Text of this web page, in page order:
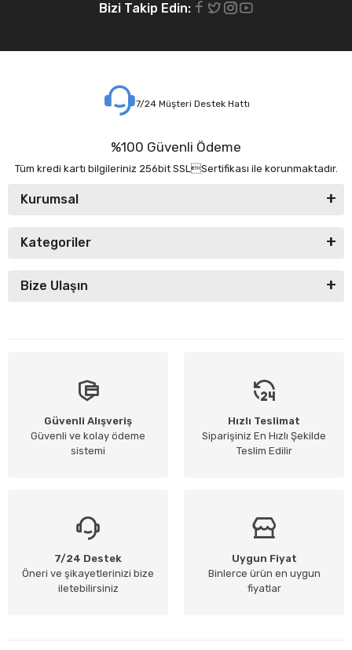
Bizi Takip Edin:
7/24 Müşteri Destek Hattı
%100 Güvenli Ödeme
Tüm kredi kartı bilgileriniz 256bit SSLSertifikası ile korunmaktadır.
Kurumsal
Kategoriler
Bize Ulaşın
Güvenli Alışveriş
Güvenli ve kolay ödeme
sistemi
Hızlı Teslimat
Siparişiniz En Hızlı Şekilde
Teslim Edilir
7/24 Destek
Öneri ve şikayetlerinizi bize
iletebilirsiniz
Uygun Fiyat
Binlerce ürün en uygun
fiyatlar